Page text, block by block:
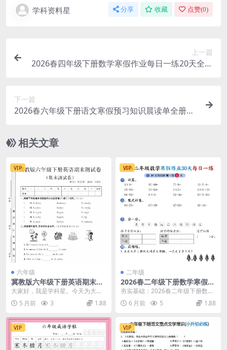
学科资料星 分享 收藏 点赞(0)
上一篇
2026春四年级下册数学寒假作业每日一练20天全册
下一篇
2026春六年级下册语文寒假预习知识晨读单全册考
相关文章
VIP
六年级
冀教版六年级下册英语期末测
试卷：全册考点覆盖与提分突
大家好，我是学科星。今天为大家
整理的是冀教版六年级下册英语期
末测试卷电子档资料。...
5 月前 3 1.88
VIP
二年级
2026春二年级下册数学寒假作
业每日一练30天全套专项练习
夯实基础：2026春二年级下册数学
寒假作业每日一练30天深度解析 大
家好，我是学...
6 月前 5 1.88
VIP VIP